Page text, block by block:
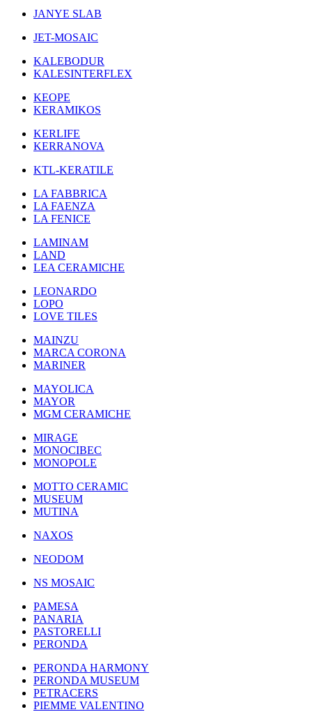
JANYE SLAB
JET-MOSAIC
KALEBODUR
KALESINTERFLEX
KEOPE
KERAMIKOS
KERLIFE
KERRANOVA
KTL-KERATILE
LA FABBRICA
LA FAENZA
LA FENICE
LAMINAM
LAND
LEA CERAMICHE
LEONARDO
LOPO
LOVE TILES
MAINZU
MARCA CORONA
MARINER
MAYOLICA
MAYOR
MGM CERAMICHE
MIRAGE
MONOCIBEC
MONOPOLE
MOTTO CERAMIC
MUSEUM
MUTINA
NAXOS
NEODOM
NS MOSAIC
PAMESA
PANARIA
PASTORELLI
PERONDA
PERONDA HARMONY
PERONDA MUSEUM
PETRACERS
PIEMME VALENTINO